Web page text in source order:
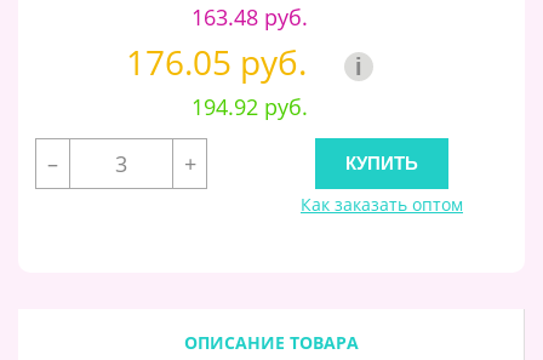
163.48 руб.
176.05 руб. i
194.92 руб.
–
+
Как заказать оптом
ОПИСАНИЕ ТОВАРА